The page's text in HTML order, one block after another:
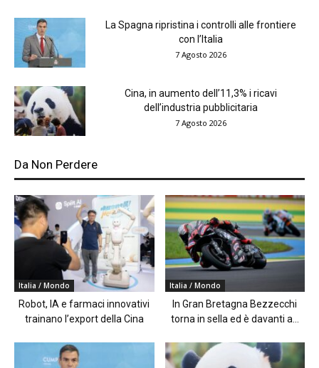
La Spagna ripristina i controlli alle frontiere
con l’Italia
7 Agosto 2026
Cina, in aumento dell’11,3% i ricavi
dell’industria pubblicitaria
7 Agosto 2026
Da Non Perdere
Italia / Mondo
Robot, IA e farmaci innovativi
trainano l’export della Cina
Italia / Mondo
In Gran Bretagna Bezzecchi
torna in sella ed è davanti a...